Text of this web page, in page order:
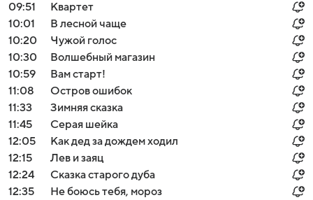
09:51
Квартет
10:01
В лесной чаще
10:20
Чужой голос
10:30
Волшебный магазин
10:59
Вам старт!
11:08
Остров ошибок
11:33
Зимняя сказка
11:45
Серая шейка
12:05
Как дед за дождем ходил
12:15
Лев и заяц
12:24
Сказка старого дуба
12:35
Не боюсь тебя, мороз